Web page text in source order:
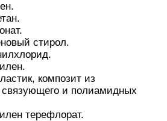
стирол.
композит из
связующего и полиамидных
терефлорат.